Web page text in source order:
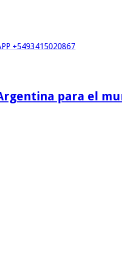
+5493415020867
para el